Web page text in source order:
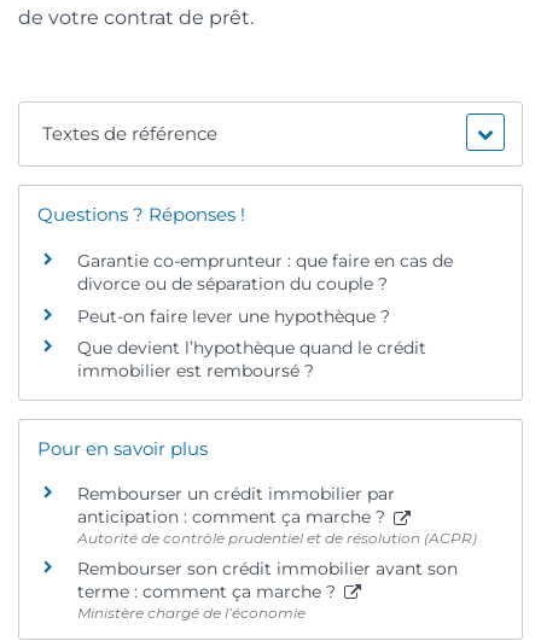
de votre contrat de prêt.
Textes de référence
Questions ? Réponses !
Garantie co-emprunteur : que faire en cas de
divorce ou de séparation du couple ?
Peut-on faire lever une hypothèque ?
Que devient l’hypothèque quand le crédit
immobilier est remboursé ?
Pour en savoir plus
Rembourser un crédit immobilier par
anticipation : comment ça marche ?
Autorité de contrôle prudentiel et de résolution (ACPR)
Rembourser son crédit immobilier avant son
terme : comment ça marche ?
Ministère chargé de l’économie